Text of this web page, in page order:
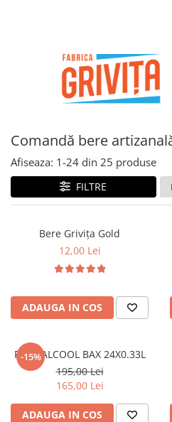
Comandă bere
Afiseaza: 1-24 din 25 produse
FILTRE
Bere Grivița Gold
12,00 Lei
ADAUGA IN COS
-15%
FĂRĂ ALCOOL BAX 24X0.33L
195,00 Lei
165,00 Lei
ADAUGA IN COS